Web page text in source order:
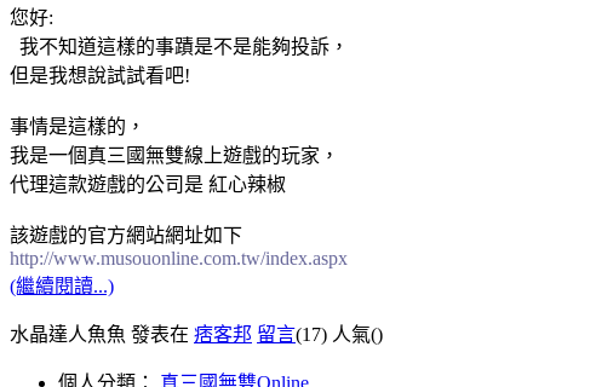
您好:
我不知道這樣的事蹟是不是能夠投訴，
但是我想說試試看吧!
事情是這樣的，
我是一個真三國無雙線上遊戲的玩家，
代理這款遊戲的公司是 紅心辣椒
該遊戲的官方網站網址如下
http://www.musouonline.com.tw/index.aspx
(繼續閱讀...)
水晶達人魚魚 發表在 痞客邦 留言(17) 人氣()
個人分類： 真三國無雙Online